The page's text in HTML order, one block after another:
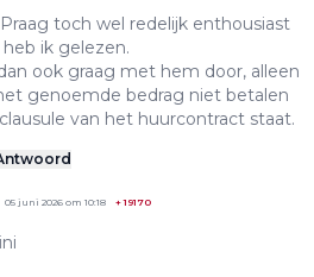
toch wel redelijk enthousiast
ik gelezen.
ook graag met hem door, alleen
genoemde bedrag niet betalen
van het huurcontract staat.
05 juni 2026 om 10:18 +19170